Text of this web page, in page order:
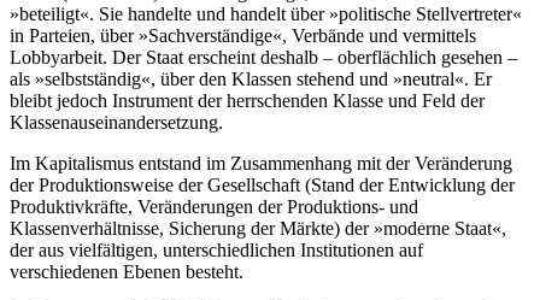
»beteiligt«. Sie handelte und handelt über »politische Stellvertreter«
in Parteien, über »Sachverständige«, Verbände und vermittels
Lobbyarbeit. Der Staat erscheint deshalb – oberflächlich gesehen –
als »selbstständig«, über den Klassen stehend und »neutral«. Er
bleibt jedoch Instrument der herrschenden Klasse und Feld der
Klassenauseinandersetzung.
Im Kapitalismus entstand im Zusammenhang mit der Veränderung
der Produktionsweise der Gesellschaft (Stand der Entwicklung der
Produktivkräfte, Veränderungen der Produktions- und
Klassenverhältnisse, Sicherung der Märkte) der »moderne Staat«,
der aus vielfältigen, unterschiedlichen Institutionen auf
verschiedenen Ebenen besteht.